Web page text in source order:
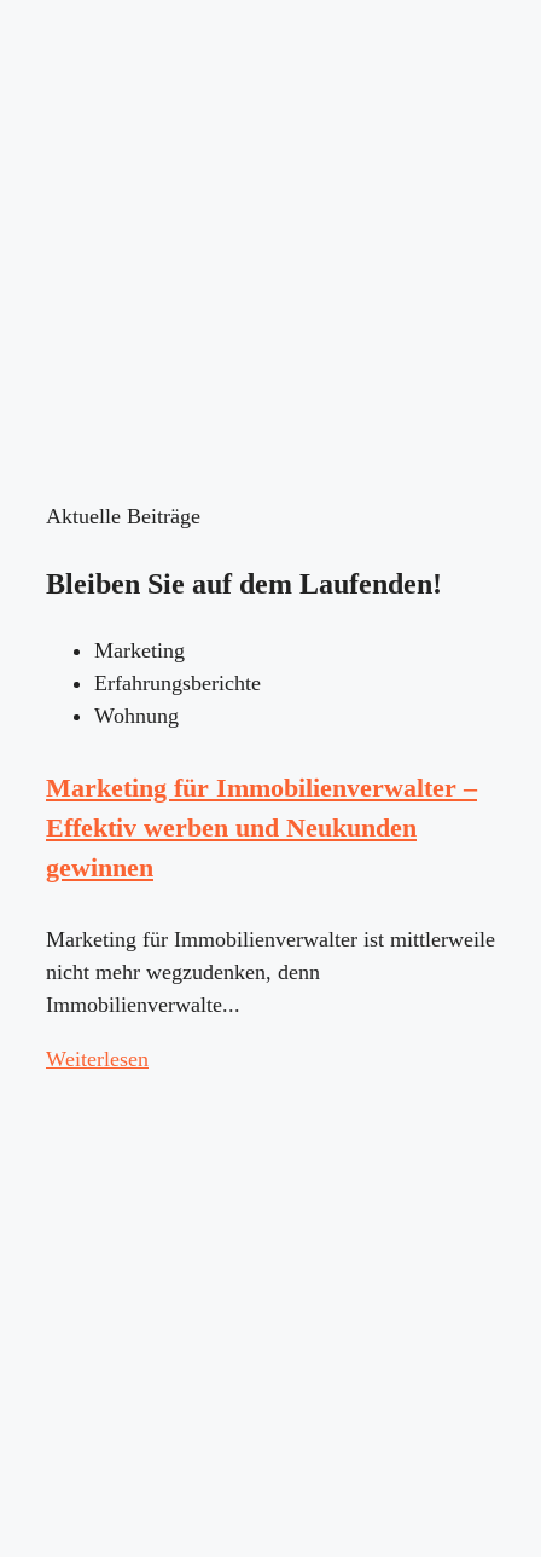
Aktuelle Beiträge
Bleiben Sie auf dem Laufenden!
Marketing
Erfahrungsberichte
Wohnung
Marketing für Immobilienverwalter –
Effektiv werben und Neukunden
gewinnen
Marketing für Immobilienverwalter ist mittlerweile
nicht mehr wegzudenken, denn
Immobilienverwalte...
Weiterlesen